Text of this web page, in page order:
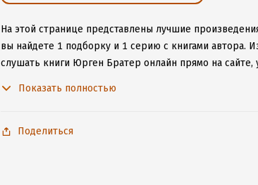
На этой странице представлены лучшие
вы найдете 1 подборку и 1 серию с книгами автора.
слушать книги Юрген Братер онлайн прямо на
Показать полностью
Поделиться